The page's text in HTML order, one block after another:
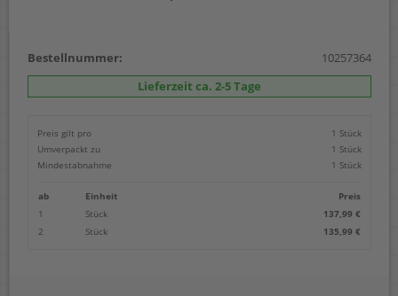
Bestellnummer:
10257364
Lieferzeit ca. 2-5 Tage
Preis gilt pro
1 Stück
Umverpackt zu
1 Stück
Mindestabnahme
1 Stück
ab Einheit
Preis
1
Stück
137,99 €
2
Stück 135,99 €